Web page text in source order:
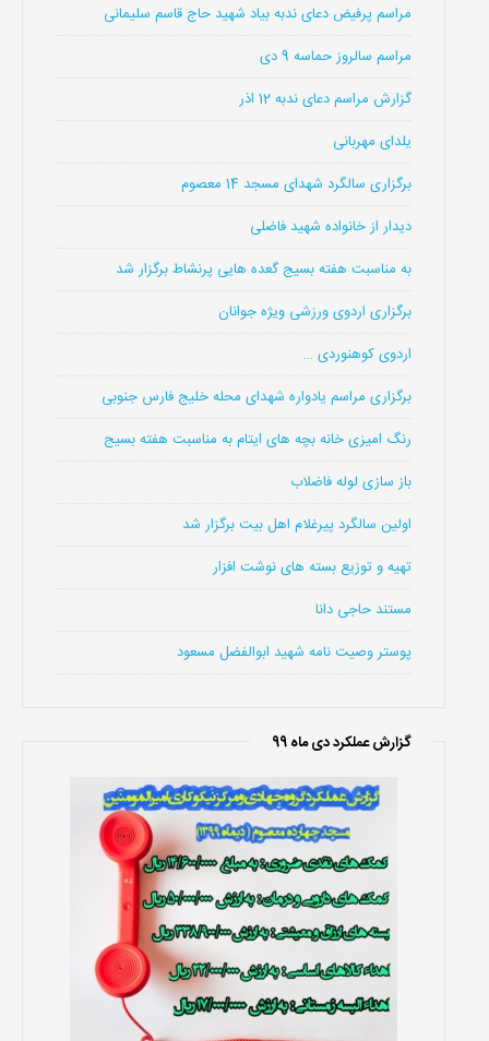
مراسم پرفیض دعای ندبه بیاد شهید حاج قاسم سلیمانی
مراسم سالروز حماسه 9 دی
گزارش مراسم دعای ندبه 12 اذر
یلدای مهربانی
برگزاری سالگرد شهدای مسجد 14 معصوم
دیدار از خانواده شهید فاضلی
به مناسبت هفته بسیج گعده هایی پرنشاط برگزار شد
برگزاری اردوی ورزشی ویژه جوانان
اردوی کوهنوردی …
برگزاری مراسم یادواره شهدای محله خلیج فارس جنوبی
رنگ امیزی خانه بچه های ایتام به مناسبت هفته بسیج
باز سازی لوله فاضلاب
اولین سالگرد پیرغلام اهل بیت برگزار شد
تهیه و توزیع بسته های نوشت افزار
مستند حاجی دانا
پوستر وصیت نامه شهید ابوالفضل مسعود
گزارش عملکرد دی ماه 99